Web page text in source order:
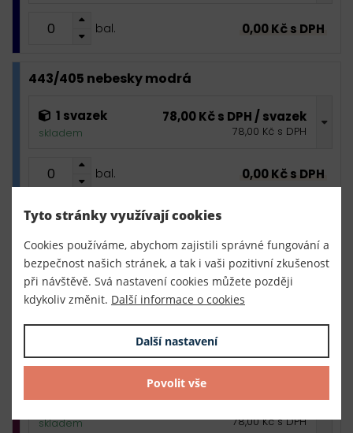
bal. 0,00 Kč s DPH
443/405 nebesky modrá
1 svazek
skladem
78,00 Kč s DPH / svazek
78,00 Kč s DPH
bal. 0,00 Kč s DPH
502/503 světle fialová
1 svazek
skladem
78,00 Kč s DPH / svazek
78,00 Kč s DPH
510 purpurově fialová
1 svazek
skladem 78,00 Kč s DPH
Tyto stránky využívají cookies
Cookies používáme, abychom zajistili správné fungování a
bezpečnost našich stránek, a tak i vaši pozitivní zkušenost
při návštěvě. Svá nastavení cookies můžete později
kdykoliv změnit. Další informace o cookies
Další nastavení
Povolit vše